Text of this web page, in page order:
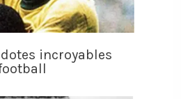
incroyables